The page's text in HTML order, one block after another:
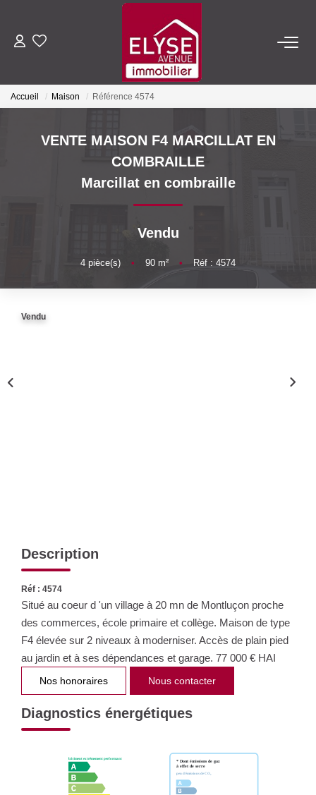
ACHETER
ESTIMER
NOTRE AGENCE
Accueil Maison Référence 4574
VENTE MAISON F4 MARCILLAT EN
COMBRAILLE
Marcillat en combraille
Vendu
4 pièce(s) • 90 m² • Réf : 4574
Vendu
Description
Réf : 4574
Situé au coeur d 'un village à 20 mn de Montluçon proche
des commerces, école primaire et collège. Maison de type
F4 élevée sur 2 niveaux à moderniser. Accès de plain pied
au jardin et à ses dépendances et garage. 77 000 € HAI
Nos honoraires Nous contacter
Diagnostics énergétiques